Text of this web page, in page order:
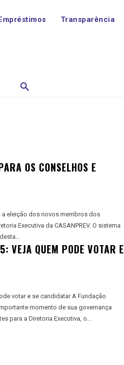
Transparência
OS CONSELHOS E
a eleição dos novos membros dos
Executiva da CASANPREV. O sistema
VEJA QUEM PODE VOTAR E
votar e se candidatar A Fundação
momento de sua governança
para a Diretoria Executiva, o...